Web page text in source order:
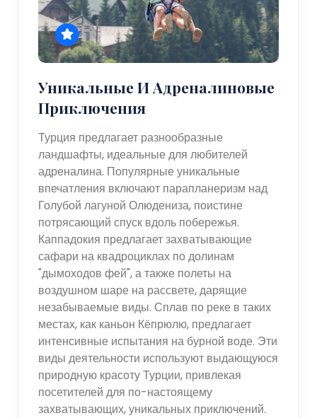
Уникальные И Адреналиновые
Приключения
Турция предлагает разнообразные
ландшафты, идеальные для любителей
адреналина. Популярные уникальные
впечатления включают парапланеризм над
Голубой лагуной Олюдениза, поистине
потрясающий спуск вдоль побережья.
Каппадокия предлагает захватывающие
сафари на квадроциклах по долинам
"дымоходов фей", а также полеты на
воздушном шаре на рассвете, дарящие
незабываемые виды. Сплав по реке в таких
местах, как каньон Кёпрюлю, предлагает
интенсивные испытания на бурной воде. Эти
виды деятельности используют выдающуюся
природную красоту Турции, привлекая
посетителей для по-настоящему
захватывающих, уникальных приключений.